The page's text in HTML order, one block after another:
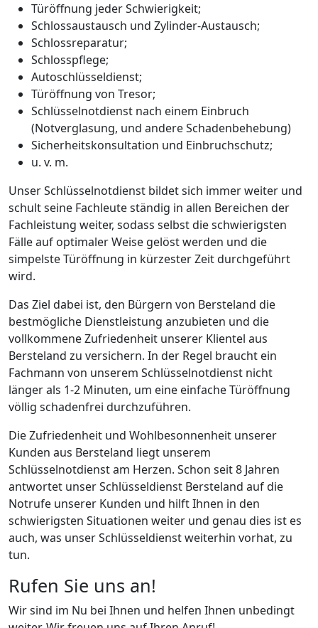
Türöffnung jeder Schwierigkeit;
Schlossaustausch und Zylinder-Austausch;
Schlossreparatur;
Schlosspflege;
Autoschlüsseldienst;
Türöffnung von Tresor;
Schlüsselnotdienst nach einem Einbruch
(Notverglasung, und andere Schadenbehebung)
Sicherheitskonsultation und Einbruchschutz;
u. v. m.
Unser Schlüsselnotdienst bildet sich immer weiter und
schult seine Fachleute ständig in allen Bereichen der
Fachleistung weiter, sodass selbst die schwierigsten
Fälle auf optimaler Weise gelöst werden und die
simpelste Türöffnung in kürzester Zeit durchgeführt
wird.
Das Ziel dabei ist, den Bürgern von Bersteland die
bestmögliche Dienstleistung anzubieten und die
vollkommene Zufriedenheit unserer Klientel aus
Bersteland zu versichern. In der Regel braucht ein
Fachmann von unserem Schlüsselnotdienst nicht
länger als 1-2 Minuten, um eine einfache Türöffnung
völlig schadenfrei durchzuführen.
Die Zufriedenheit und Wohlbesonnenheit unserer
Kunden aus Bersteland liegt unserem
Schlüsselnotdienst am Herzen. Schon seit 8 Jahren
antwortet unser Schlüsseldienst Bersteland auf die
Notrufe unserer Kunden und hilft Ihnen in den
schwierigsten Situationen weiter und genau dies ist es
auch, was unser Schlüsseldienst weiterhin vorhat, zu
tun.
Rufen Sie uns an!
Wir sind im Nu bei Ihnen und helfen Ihnen unbedingt